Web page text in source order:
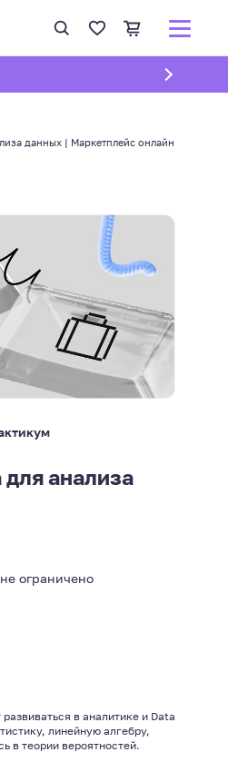
данных | Маркетплейс онлайн
анализа
ограничено
в аналитике и Data
линейную алгебру,
в теории вероятностей.